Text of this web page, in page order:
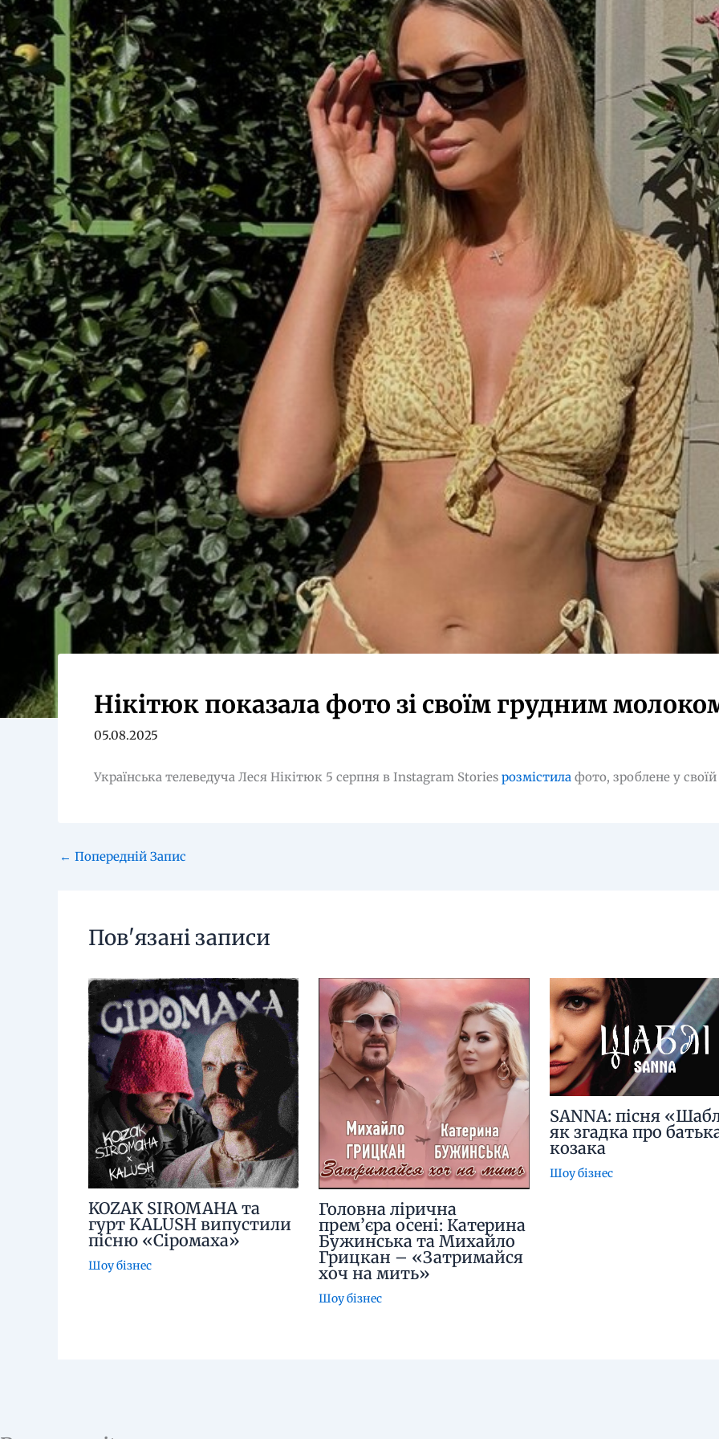
Нікітюк показала фото зі своїм грудним
05.08.2025
Українська телеведуча Леся Нікітюк 5 серпня в Instagram Stories розмістила фото, зроблене у своїй
← Попередній Запис
Пов'язані записи
KOZAK SIROMAHA та
гурт KALUSH випустили
пісню «Сіромаха»
Шоу бізнес
Головна лірична
прем’єра осені: Катерина
Бужинська та Михайло
Грицкан – «Затримайся
хоч на мить»
Шоу бізнес
SANNA: пісня
як згадка про
козака
Шоу бізнес